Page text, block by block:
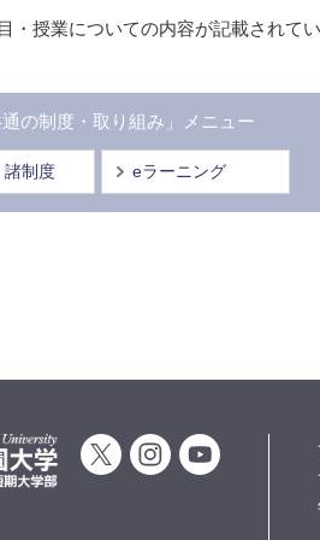
・授業についての内容が記載されてい
通の制度・取り組み」メニュー
諸制度 eラーニング